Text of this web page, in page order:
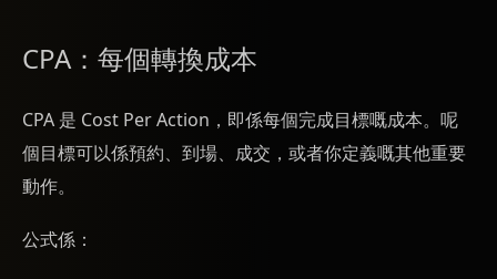
CPA：每個轉換成本
CPA 是 Cost Per Action，即係每個完成目標嘅成本。呢
個目標可以係預約、到場、成交，或者你定義嘅其他重要
動作。
公式係：